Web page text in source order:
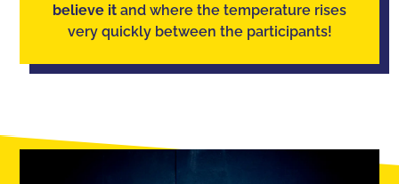
believe it and where the temperature rises
very quickly between the participants!